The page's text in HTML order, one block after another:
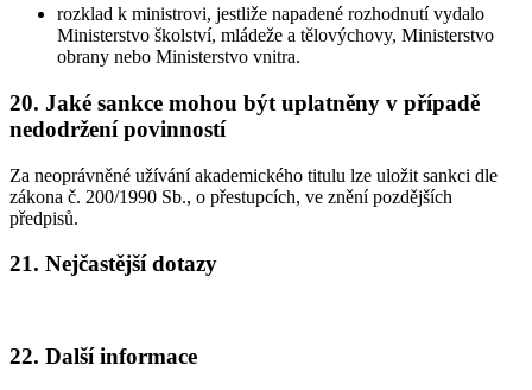
rozklad k ministrovi, jestliže napadené rozhodnutí vydalo
Ministerstvo školství, mládeže a tělovýchovy, Ministerstvo
obrany nebo Ministerstvo vnitra.
20. Jaké sankce mohou být uplatněny v případě
nedodržení povinností
Za neoprávněné užívání akademického titulu lze uložit sankci dle
zákona č. 200/1990 Sb., o přestupcích, ve znění pozdějších
předpisů.
21. Nejčastější dotazy
22. Další informace